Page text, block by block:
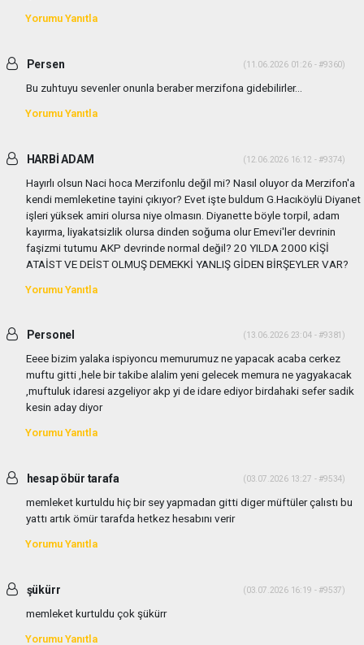
Yorumu Yanıtla
Persen (11.06.2026 01:26 - #9360)
Bu zuhtuyu sevenler onunla beraber merzifona gidebilirler...
Yorumu Yanıtla
HARBİ ADAM (12.06.2026 16:12 - #9374)
Hayırlı olsun Naci hoca Merzifonlu değil mi? Nasıl oluyor da Merzifon'a
kendi memleketine tayini çıkıyor? Evet işte buldum G.Hacıköylü Diyanet
işleri yüksek amiri olursa niye olmasın. Diyanette böyle torpil, adam
kayırma, liyakatsizlik olursa dinden soğuma olur Emevi'ler devrinin
faşizmi tutumu AKP devrinde normal değil? 20 YILDA 2000 KİŞİ
ATAİST VE DEİST OLMUŞ DEMEKKİ YANLIŞ GİDEN BİRŞEYLER VAR?
Yorumu Yanıtla
Personel (13.06.2026 23:04 - #9381)
Eeee bizim yalaka ispiyoncu memurumuz ne yapacak acaba cerkez
muftu gitti ,hele bir takibe alalim yeni gelecek memura ne yagyakacak
,muftuluk idaresi azgeliyor akp yi de idare ediyor birdahaki sefer sadik
kesin aday diyor
Yorumu Yanıtla
hesap öbür tarafa (03.07.2026 13:27 - #9534)
memleket kurtuldu hiç bir sey yapmadan gitti diger müftüler çalıstı bu
yattı artık ömür tarafda hetkez hesabını verir
Yorumu Yanıtla
şükürr (03.07.2026 16:19 - #9537)
memleket kurtuldu çok şükürr
Yorumu Yanıtla